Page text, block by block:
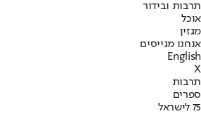
תרבות ובידור
אוכל
מגזין
אנחנו מגייסים
English
X
תרבות
ספרים
75 לישראל